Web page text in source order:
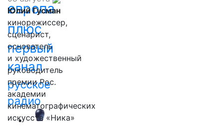
европа
плюс
первый
канал
русское
радио
Юлий Гусман
кинорежиссер,
сценарист,
основатель
и художественный
руководитель
премии Рос.
академии
кинематографических
искусств «Ника»